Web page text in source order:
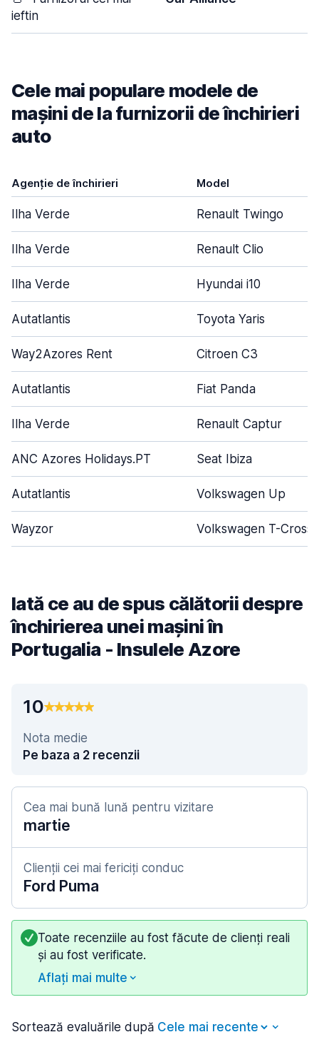
ieftin
Cele mai populare modele de
mașini de la furnizorii de închirieri
auto
Agenție de închirieri Model
Ilha Verde Renault Twingo
Ilha Verde Renault Clio
Ilha Verde Hyundai i10
Autatlantis Toyota Yaris
Way2Azores Rent Citroen C3
Autatlantis Fiat Panda
Ilha Verde Renault Captur
ANC Azores Holidays.PT Seat Ibiza
Autatlantis Volkswagen Up
Wayzor Volkswagen T-Cross
Iată ce au de spus călătorii despre
închirierea unei mașini în
Portugalia - Insulele Azore
10
Nota medie
Pe baza a 2 recenzii
Cea mai bună lună pentru vizitare
martie
Clienții cei mai fericiți conduc
Ford Puma
Toate recenziile au fost făcute de clienți reali
și au fost verificate.
Aflați mai multe
Sortează evaluările după